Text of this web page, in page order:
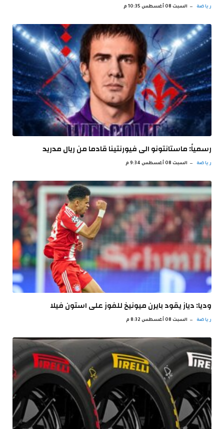
رياضة السبت 08 أغسطس 10:35 م
رسمياً: ماستانتونو الى فيورنتينا قادما من ريال مدريد
رياضة السبت 08 أغسطس 9:34 م
وديا: دياز يقود بايرن ميونيخ للفوز على استون فيلا
رياضة السبت 08 أغسطس 8:32 م